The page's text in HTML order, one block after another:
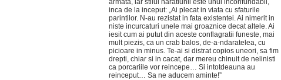
armata, iar stilul naratiunii este unul inconfundabil,
inca de la inceput: „Ai plecat in viata cu sfaturile
parintilor. N-au rezistat in fata existentei. Ai nimerit in
niste incurcaturi unele mai groaznice decat altele. Ai
iesit cum ai putut din aceste conflagratii funeste, mai
mult piezis, ca un crab balos, de-a-ndaratelea, cu
picioare in minus. Te-ai si distrat copios uneori, sa fim
drepti, chiar si in cacat, dar mereu chinuit de nelinisti
ca porcariile vor reincepe… Si intotdeauna au
reinceput… Sa ne aducem aminte!”